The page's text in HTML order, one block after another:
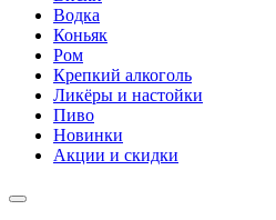
Водка
Коньяк
Ром
Крепкий алкоголь
Ликёры и настойки
Пиво
Новинки
Акции и скидки